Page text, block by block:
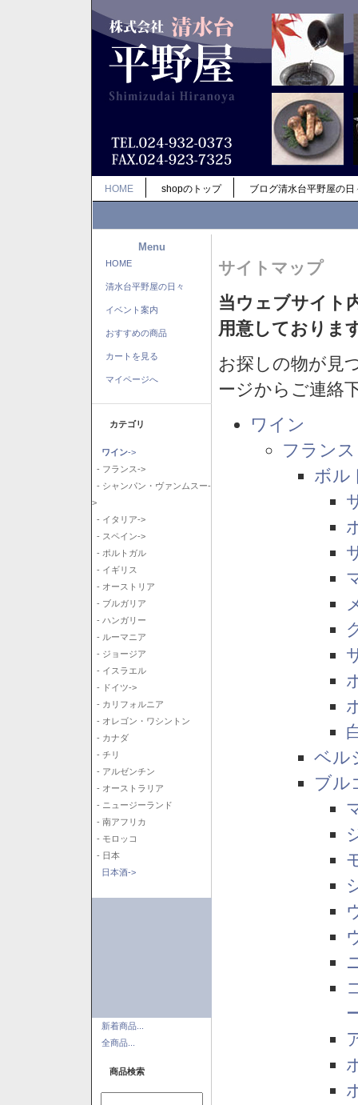
HOME shopのトップ ブログ清水台平野屋の日
Menu
HOME
清水台平野屋の日々
イベント案内
おすすめの商品
カートを見る
マイページへ
カテゴリ
ワイン->
- フランス->
- シャンパン・ヴァンムスー-
>
- イタリア->
- スペイン->
- ポルトガル
- イギリス
- オーストリア
- ブルガリア
- ハンガリー
- ルーマニア
- ジョージア
- イスラエル
- ドイツ->
- カリフォルニア
- オレゴン・ワシントン
- カナダ
- チリ
- アルゼンチン
- オーストラリア
- ニュージーランド
- 南アフリカ
- モロッコ
- 日本
日本酒->
新着商品...
全商品...
商品検索
サイトマップ
当ウェブサイト
用意しておりま
お探しの物が見
ージからご連絡
ワイン
フランス
ボル
ベル
ブル